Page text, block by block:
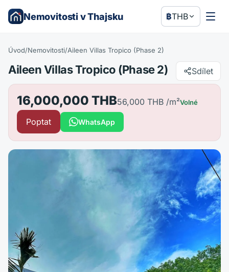
Nemovitosti v Thajsku ฿THB
Úvod/Nemovitosti/Aileen Villas Tropico (Phase 2)
Aileen Villas Tropico (Phase 2) Sdílet
16,000,000 THB56,000 THB /m²Volné
Poptat WhatsApp